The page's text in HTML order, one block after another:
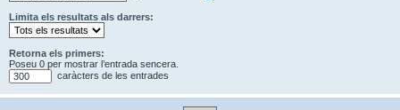
Limita els resultats als darrers:
Retorna els primers:
Poseu 0 per mostrar l’entrada sencera.
caràcters de les entrades